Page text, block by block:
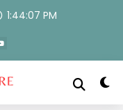
1:44:08 PM